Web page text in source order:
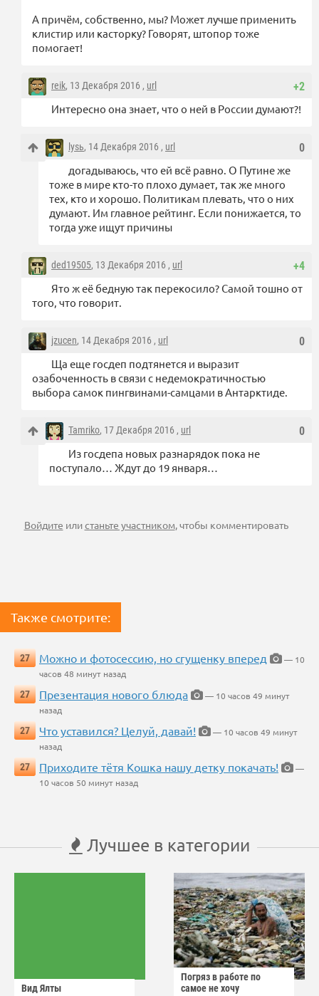
А причём, собственно, мы? Может лучше применить
клистир или касторку? Говорят, штопор тоже
помогает!
+2
reik, 13 Декабря 2016 , url
Интересно она знает, что о ней в России думают?!
0
lysь, 14 Декабря 2016 , url
догадываюсь, что ей всё равно. О Путине же
тоже в мире кто-то плохо думает, так же много
тех, кто и хорошо. Политикам плевать, что о них
думают. Им главное рейтинг. Если понижается, то
тогда уже ищут причины
+4
ded19505, 13 Декабря 2016 , url
Ято ж её бедную так перекосило? Самой тошно от
того, что говорит.
0
jzucen, 14 Декабря 2016 , url
Ща еще госдеп подтянется и выразит
озабоченность в связи с недемократичностью
выбора самок пингвинами-самцами в Антарктиде.
0
Tamriko, 17 Декабря 2016 , url
Из госдепа новых разнарядок пока не
поступало… Ждут до 19 января…
Войдите илистаньте участником, чтобы комментировать
Также смотрите:
27 Можно и фотосессию, но сгущенку вперед
— 10
часов 48 минут назад
27
Презентация нового блюда
— 10 часов 49 минут
назад
27
Что уставился? Целуй, давай!
— 10 часов 49 минут
назад
27
Приходите тётя Кошка нашу детку покачать!
—
10 часов 50 минут назад
Лучшее в категории
Вид Ялты
Погряз в работе по
самое не хочу